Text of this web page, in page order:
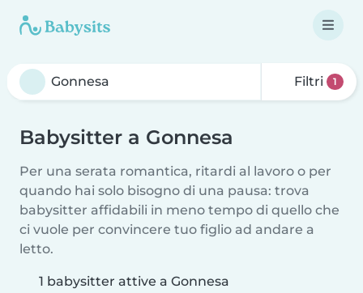
Filtri 1
Babysitter a Gonnesa
Per una serata romantica, ritardi al lavoro o per
quando hai solo bisogno di una pausa: trova
babysitter affidabili in meno tempo di quello che
ci vuole per convincere tuo figlio ad andare a
letto.
1 babysitter attive a Gonnesa